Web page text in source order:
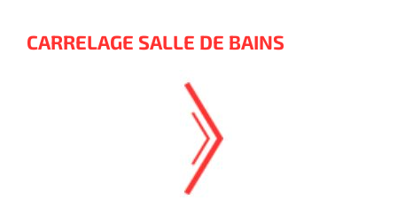
CARRELAGE SALLE DE BAINS